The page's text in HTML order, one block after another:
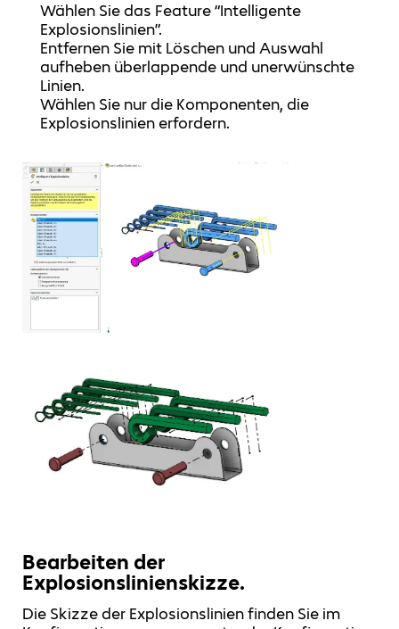
Wählen Sie das Feature “Intelligente
Explosionslinien”.
Entfernen Sie mit Löschen und Auswahl
aufheben überlappende und unerwünschte
Linien.
Wählen Sie nur die Komponenten, die
Explosionslinien erfordern.
Bearbeiten der
Explosionslinienskizze.
Die Skizze der Explosionslinien finden Sie im